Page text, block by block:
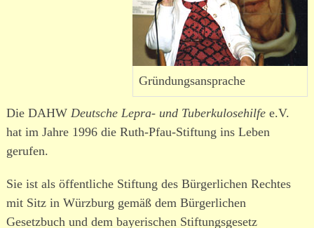
Gründungsansprache
Die DAHW Deutsche Lepra- und Tuberkulosehilfee.V.
hat im Jahre 1996 die Ruth-Pfau-Stiftung ins Leben
gerufen.
Sie ist als öffent­liche Stiftung des Bürgerlichen Rechtes
mit Sitz in Würzburg gemäß dem Bürgerlichen
Gesetzbuch und dem baye­ri­schen Stiftungsgesetz